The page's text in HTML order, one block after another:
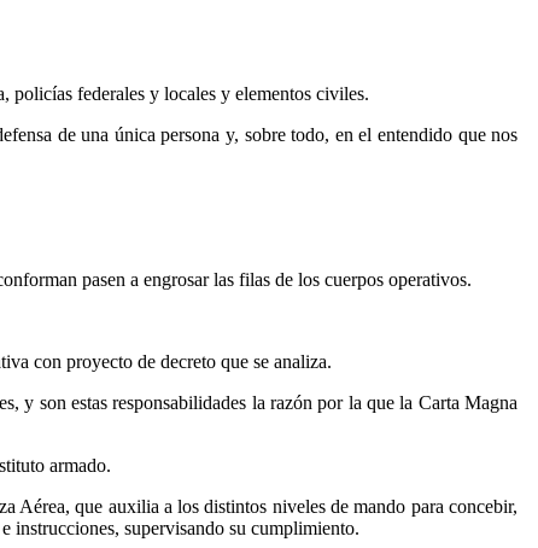
policías federales y locales y elementos civiles.
de una única persona y, sobre todo, en el entendido que nos
pasen a engrosar las filas de los cuerpos operativos.
con proyecto de decreto que se analiza.
y son estas responsabilidades la razón por la que la Carta Magna
armado.
que auxilia a los distintos niveles de mando para concebir,
instrucciones, supervisando su cumplimiento.